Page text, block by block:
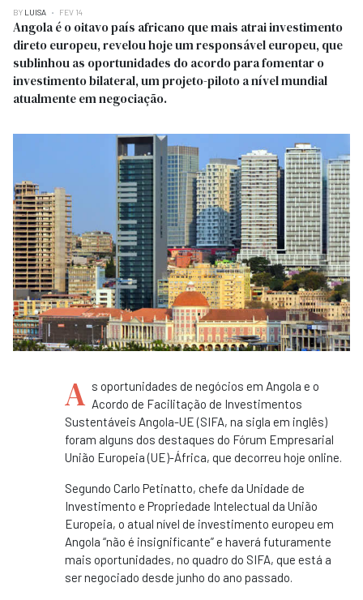
BY LUISA FEV 14
Angola é o oitavo país africano que mais atrai investimento
direto europeu, revelou hoje um responsável europeu, que
sublinhou as oportunidades do acordo para fomentar o
investimento bilateral, um projeto-piloto a nível mundial
atualmente em negociação.
A s oportunidades de negócios em Angola e o
Acordo de Facilitação de Investimentos
Sustentáveis Angola-UE (SIFA, na sigla em inglês)
foram alguns dos destaques do Fórum Empresarial
União Europeia (UE)-África, que decorreu hoje online.
Segundo Carlo Petinatto, chefe da Unidade de
Investimento e Propriedade Intelectual da União
Europeia, o atual nível de investimento europeu em
Angola “não é insignificante” e haverá futuramente
mais oportunidades, no quadro do SIFA, que está a
ser negociado desde junho do ano passado.